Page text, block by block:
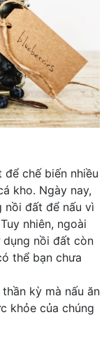
chế biến nhiều
kho. Ngày nay,
nồi đất để nấu vì
nhiên, ngoài
nồi đất còn
thể bạn chưa
kỳ mà nấu ăn
khỏe của chúng